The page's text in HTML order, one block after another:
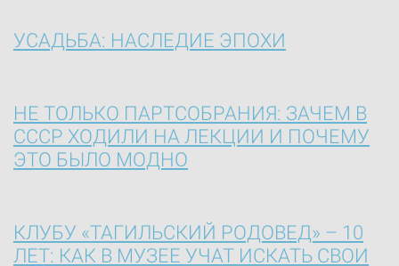
УСАДЬБА: НАСЛЕДИЕ ЭПОХИ
НЕ ТОЛЬКО ПАРТСОБРАНИЯ: ЗАЧЕМ В
СССР ХОДИЛИ НА ЛЕКЦИИ И ПОЧЕМУ
ЭТО БЫЛО МОДНО
КЛУБУ «ТАГИЛЬСКИЙ РОДОВЕД» – 10
ЛЕТ: КАК В МУЗЕЕ УЧАТ ИСКАТЬ СВОИ